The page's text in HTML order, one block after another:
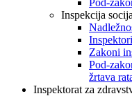
Pod-
Inspekcija
Inspektori
Zakoni
Pod-
žrtava
Inspektorat za